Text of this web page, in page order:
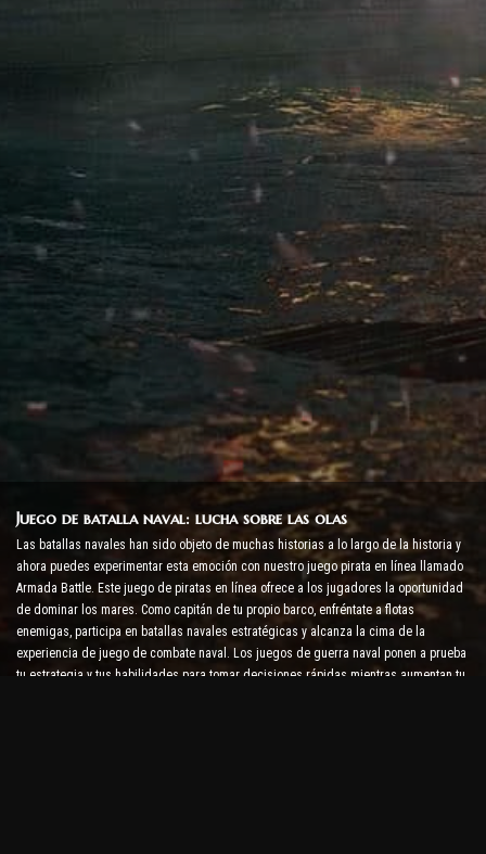
Juego de batalla naval: lucha sobre las olas
Las batallas navales han sido objeto de muchas historias a lo largo de la historia y
ahora puedes experimentar esta emoción con nuestro juego pirata en línea llamado
Armada Battle. Este juego de piratas en línea ofrece a los jugadores la oportunidad
de dominar los mares. Como capitán de tu propio barco, enfréntate a flotas
enemigas, participa en batallas navales estratégicas y alcanza la cima de la
experiencia de juego de combate naval. Los juegos de guerra naval ponen a prueba
tu estrategia y tus habilidades para tomar decisiones rápidas mientras aumentan tu